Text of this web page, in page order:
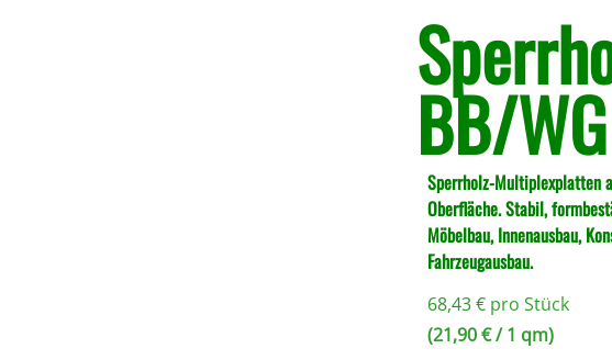
BB/WG
Sperrholz-Multiplexplatten
Oberfläche. Stabil,
Möbelbau, Innenausbau,
Fahrzeugausbau.
68,43€ pro Stück
(21,90€/ 1 qm)